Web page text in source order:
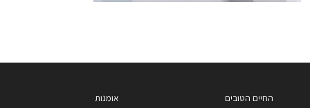
החיים הטובים
אומנות